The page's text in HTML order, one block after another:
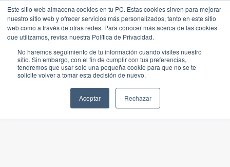
Este sitio web almacena cookies en tu PC. Estas cookies sirven para mejorar
nuestro sitio web y ofrecer servicios más personalizados, tanto en este sitio
web como a través de otras redes. Para conocer más acerca de las cookies
que utilizamos, revisa nuestra Política de Privacidad.
No haremos seguimiento de tu información cuando visites nuestro
sitio. Sin embargo, con el fin de cumplir con tus preferencias,
tendremos que usar solo una pequeña cookie para que no se te
solicite volver a tomar esta decisión de nuevo.
Aceptar Rechazar